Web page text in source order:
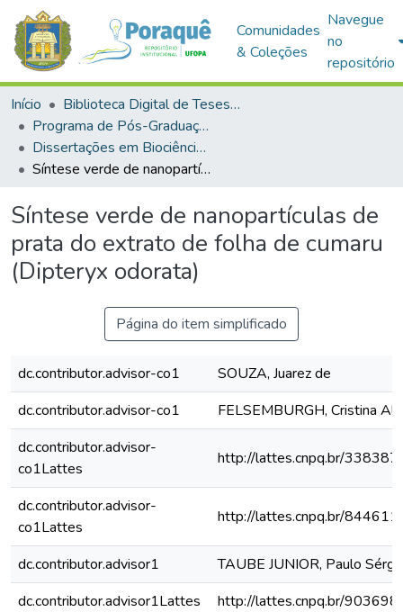
Comunidades
& Coleções
Navegue
no
repositório
Início
Biblioteca Digital de Teses e Dissertações (BDTD)
Programa de Pós-Graduação em Biociências (PPGBIO)
Dissertações em Biociências (Mestrado)
Síntese verde de nanopartículas de prata do extrato de folha de cumaru (Dipteryx odorata)
Síntese verde de nanopartículas de
prata do extrato de folha de cumaru
(Dipteryx odorata)
Página do item simplificado
dc.contributor.advisor-co1
SOUZA, Juarez de
dc.contributor.advisor-co1
FELSEMBURGH, Cristina
dc.contributor.advisor-
co1Lattes
http://lattes.cnpq.br/
dc.contributor.advisor-
co1Lattes
http://lattes.cnpq.br/
dc.contributor.advisor1
TAUBE JUNIOR, Paulo
dc.contributor.advisor1Lattes
http://lattes.cnpq.br/